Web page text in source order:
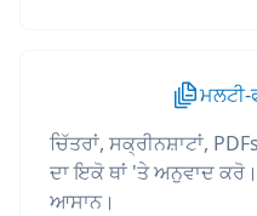
ਚਿੱਤਰਾਂ, ਸਕ੍ਰੀਨਸ਼ਾਟਾਂ,
ਦਾ ਇਕੋ ਥਾਂ 'ਤੇ ਅਨੁਵਾਦ
ਆਸਾਨ।